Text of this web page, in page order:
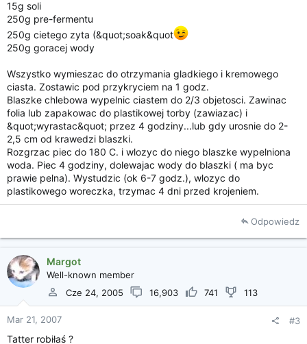
15g soli
250g pre-fermentu
250g cietego zyta (&quot;soak&quot
250g goracej wody
Wszystko wymieszac do otrzymania gladkiego i kremowego
ciasta. Zostawic pod przykryciem na 1 godz.
Blaszke chlebowa wypelnic ciastem do 2/3 objetosci. Zawinac
folia lub zapakowac do plastikowej torby (zawiazac) i
&quot;wyrastac&quot; przez 4 godziny...lub gdy urosnie do 2-
2,5 cm od krawedzi blaszki.
Rozgrzac piec do 180 C. i wlozyc do niego blaszke wypelniona
woda. Piec 4 godziny, dolewajac wody do blaszki ( ma byc
prawie pelna). Wystudzic (ok 6-7 godz.), wlozyc do
plastikowego woreczka, trzymac 4 dni przed krojeniem.
Odpowiedz
Margot
Well-known member
Cze 24, 2005
16,903 741 113
Mar 21, 2007 #3
Tatter robiłaś ?